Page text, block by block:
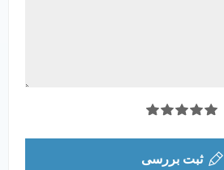
ثبت بررسی